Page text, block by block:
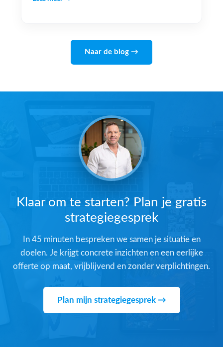
Naar de blog →
Klaar om te starten? Plan je gratis
strategiegesprek
In 45 minuten bespreken we samen je situatie en
doelen. Je krijgt concrete inzichten en een eerlijke
offerte op maat, vrijblijvend en zonder verplichtingen.
Plan mijn strategiegesprek →